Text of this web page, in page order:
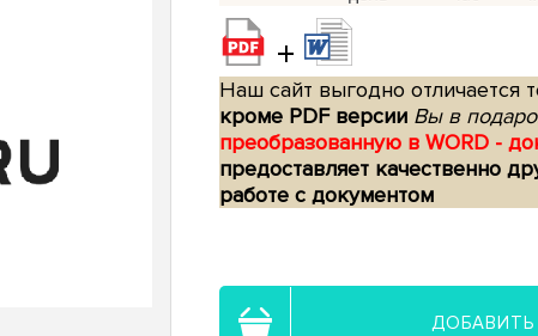
+
Наш сайт выгодно отличается
кроме PDF версии Вы в
преобразованную в WORD -
предоставляет качественно
работе с документом
ДОБАВИТЬ